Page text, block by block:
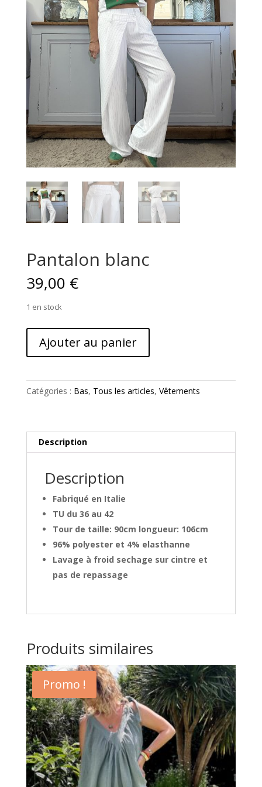
Pantalon blanc
39,00 €
1 en stock
Pantalon
Ajouter au panier
Catégories : Bas, Tous les articles, Vêtements
Description
Description
Fabriqué en Italie
TU du 36 au 42
Tour de taille: 90cm longueur: 106cm
96% polyester et 4% elasthanne
Lavage à froid sechage sur cintre et
pas de repassage
Produits similaires
Promo !